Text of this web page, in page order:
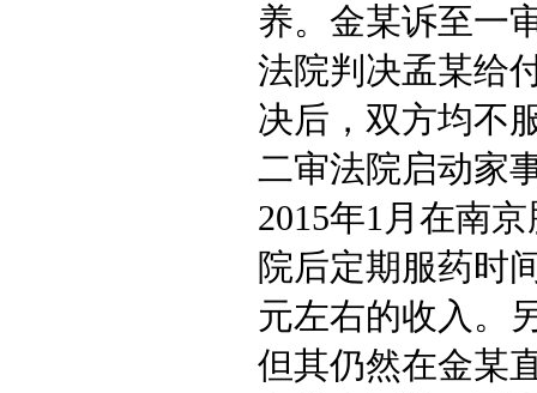
养。金某诉至一
法院判决孟某给
决后，双方均不
二审法院启动家
2015年1月在南
院后定期服药时
元左右的收入。
但其仍然在金某